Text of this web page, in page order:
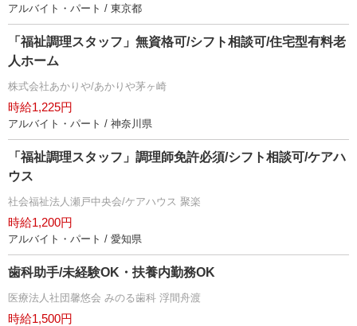
アルバイト・パート / 東京都
「福祉調理スタッフ」無資格可/シフト相談可/住宅型有料老
人ホーム
株式会社あかりや/あかりや茅ヶ崎
時給1,225円
アルバイト・パート / 神奈川県
「福祉調理スタッフ」調理師免許必須/シフト相談可/ケアハ
ウス
社会福祉法人瀬戸中央会/ケアハウス 聚楽
時給1,200円
アルバイト・パート / 愛知県
歯科助手/未経験OK・扶養内勤務OK
医療法人社団馨悠会 みのる歯科 浮間舟渡
時給1,500円